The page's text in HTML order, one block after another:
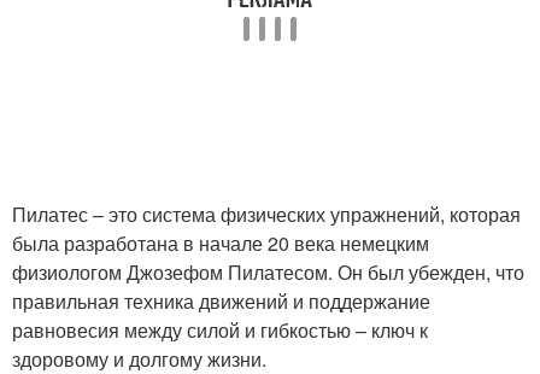
Пилатес – это система физических упражнений, которая
была разработана в начале 20 века немецким
физиологом Джозефом Пилатесом. Он был убежден, что
правильная техника движений и поддержание
равновесия между силой и гибкостью – ключ к
здоровому и долгому жизни.